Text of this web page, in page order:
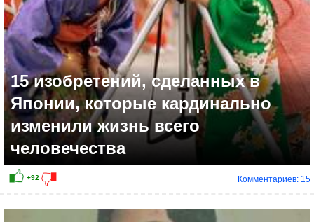
15 изобретений, сделанных в
Японии, которые кардинально
изменили жизнь всего
человечества
Комментариев: 15